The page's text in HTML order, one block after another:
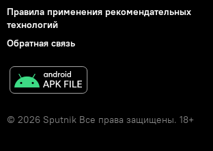
Правила применения рекомендательных
технологий
Обратная связь
© 2026 Sputnik Все права защищены. 18+